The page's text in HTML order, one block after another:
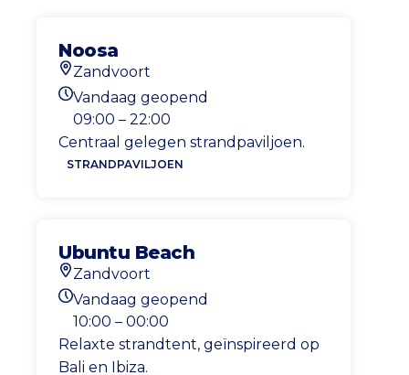
Noosa
Locatie
Zandvoort
Openingstijden vandaag
Vandaag geopend
09:00 – 22:00
Centraal gelegen strandpaviljoen.
STRANDPAVILJOEN
Ubuntu Beach
Locatie
Zandvoort
Openingstijden vandaag
Vandaag geopend
10:00 – 00:00
Relaxte strandtent, geïnspireerd op
Bali en Ibiza.